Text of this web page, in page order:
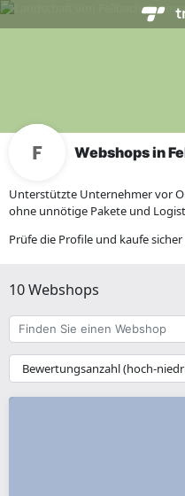
Webshops in
Unterstützte Unternehmer vor
ohne unnötige Pakete und
Prüfe die Profile und kaufe
10 Webshops
Finden
Sie
einen
Webshop
{{
__('Sort')
}}